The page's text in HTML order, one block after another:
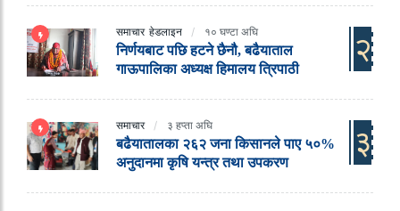
समाचार हेडलाइन १० घण्टा अघि
निर्णयबाट पछि हटने छैनौ, बढैयाताल
गाऊपालिका अध्यक्ष हिमालय त्रिपाठी
२
समाचार ३ हप्ता अघि
बढैयातालका २६२ जना किसानले पाए ५०%
अनुदानमा कृषि यन्त्र तथा उपकरण
३